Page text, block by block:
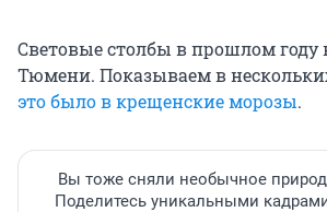
Световые столбы в прошлом году
Тюмени. Показываем в
это было в крещенские морозы.
Вы тоже сняли необычное
Поделитесь уникальными